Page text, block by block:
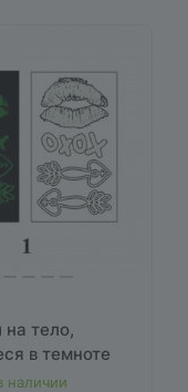
на тело,
в темноте
наличии